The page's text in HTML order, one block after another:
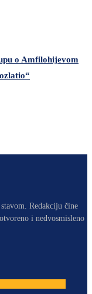
o Amfilohijevom
Redakciju čine
i nedvosmisleno